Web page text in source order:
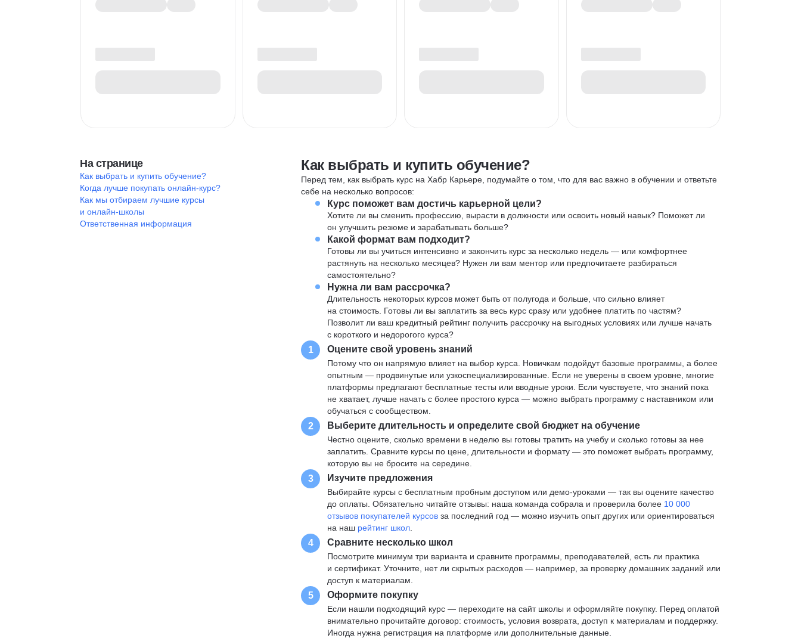
На странице
Как выбрать и купить обучение?
Когда лучше покупать онлайн-курс?
Как мы отбираем лучшие курсы
и онлайн-школы
Ответственная информация
Как выбрать и купить обучение?
Перед тем, как выбрать курс на Хабр Карьере, подумайте о том, что для вас важно в обучении и ответьте
себе на несколько вопросов:
Курс поможет вам достичь карьерной цели?
Хотите ли вы сменить профессию, вырасти в должности или освоить новый навык? Поможет ли
он улучшить резюме и зарабатывать больше?
Какой формат вам подходит?
Готовы ли вы учиться интенсивно и закончить курс за несколько недель — или комфортнее
растянуть на несколько месяцев? Нужен ли вам ментор или предпочитаете разбираться
самостоятельно?
Нужна ли вам рассрочка?
Длительность некоторых курсов может быть от полугода и больше, что сильно влияет
на стоимость. Готовы ли вы заплатить за весь курс сразу или удобнее платить по частям?
Позволит ли ваш кредитный рейтинг получить рассрочку на выгодных условиях или лучше начать
с короткого и недорогого курса?
1 Оцените свой уровень знаний
Потому что он напрямую влияет на выбор курса. Новичкам подойдут базовые программы, а более
опытным — продвинутые или узкоспециализированные. Если не уверены в своем уровне, многие
платформы предлагают бесплатные тесты или вводные уроки. Если чувствуете, что знаний пока
не хватает, лучше начать с более простого курса — можно выбрать программу с наставником или
обучаться с сообществом.
2 Выберите длительность и определите свой бюджет на обучение
Честно оцените, сколько времени в неделю вы готовы тратить на учебу и сколько готовы за нее
заплатить. Сравните курсы по цене, длительности и формату — это поможет выбрать программу,
которую вы не бросите на середине.
3 Изучите предложения
Выбирайте курсы с бесплатным пробным доступом или демо-уроками — так вы оцените качество
до оплаты. Обязательно читайте отзывы: наша команда собрала и проверила более 10 000
отзывов покупателей курсовза последний год — можно изучить опыт других или ориентироваться
на наш рейтинг школ
4 Сравните несколько школ
Посмотрите минимум три варианта и сравните программы, преподавателей, есть ли практика
и сертификат. Уточните, нет ли скрытых расходов — например, за проверку домашних заданий или
доступ к материалам.
5 Оформите покупку
Если нашли подходящий курс — переходите на сайт школы и оформляйте покупку. Перед оплатой
внимательно прочитайте договор: стоимость, условия возврата, доступ к материалам и поддержку.
Иногда нужна регистрация на платформе или дополнительные данные.